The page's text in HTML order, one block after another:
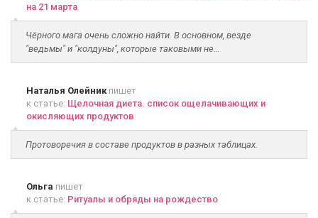
на 21 марта
Чёрного мага очень сложно найти. В основном, везде
"ведьмы" и "колдуны", которые таковыми не...
Наталья Олейникпишет
к статье: Щелочная диета. список ощелачивающих и
окисляющих продуктов
Протоворечия в составе продуктов в разных таблицах.
Ольга пишет
к статье: Ритуалы и обряды на рождество